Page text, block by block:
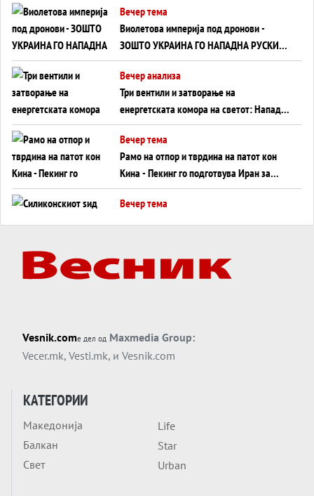
Вечер тема
Виолетова империја под дронови -
ЗОШТО УКРАИНА ГО НАПАДНА РУСКИОТ
WILDBERRIES
Вечер анализа
Три вентили и затворање на
енергетската комора на светот: Нападот
во Суец најавува глобален енергетски
инфаркт?
Вечер тема
Рамо на отпор и тврдина на патот кон
Кина - Пекинг го подготвува Иран за
американска копнена инвазија
Вечер тема
Вечер тема
Трамп тврди дека повторно „разговара“
Вечер тема
ДЛАБОКО УДОЛУ: Сметководствените
трикови што го соборија ЕНРОН ги
Вечер тема
Vesnik.comе дел од Maxmedia Group:
Vecer.mk, Vesti.mk, и Vesnik.com
КАТЕГОРИИ
Македонија
Балкан
Свет
Life
Star
Urban